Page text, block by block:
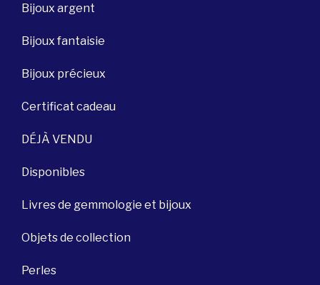
Bijoux argent
Bijoux fantaisie
Bijoux précieux
Certificat cadeau
DÉJÀ VENDU
Disponibles
Livres de gemmologie et bijoux
Objets de collection
Perles